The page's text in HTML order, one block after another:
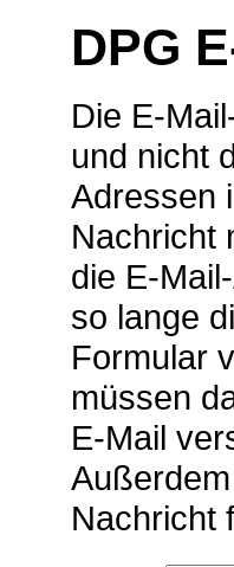
DPG
Die E-
und nicht
Adressen
Nachricht
die E-
so lange
Formular
müssen
E-Mail
Nachricht